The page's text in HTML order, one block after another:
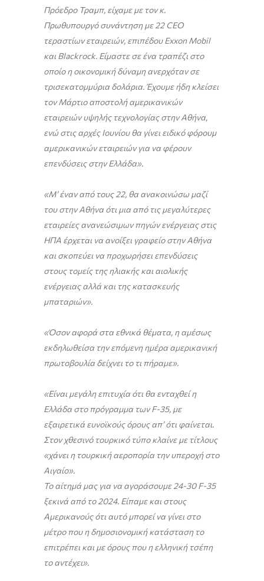
Πρόεδρο Τραμπ, είχαμε με τον κ.
Πρωθυπουργό συνάντηση με 22CEO
τεραστίων εταιρειών, επιπέδουExxon Mobil
και Blackrock. Είμαστε σε ένα τραπέζι στο
οποίο η οικονομική δύναμη ανερχόταν σε
τρισεκατομμύρια δολάρια. Έχουμε ήδη κλείσει
τον Μάρτιο αποστολή αμερικανικών
εταιρειών υψηλής τεχνολογίας στην Αθήνα,
ενώ στις αρχές Ιουνίου θα γίνει ειδικό φόρουμ
αμερικανικών εταιρειών για να φέρουν
επενδύσεις στην Ελλάδα».
«Μ’ έναν από τους 22, θα ανακοινώσω μαζί
του στην Αθήνα ότι μια από τις μεγαλύτερες
εταιρείες ανανεώσιμων πηγών ενέργειας στις
ΗΠΑ έρχεται να ανοίξει γραφείο στην Αθήνα
και σκοπεύει να προχωρήσει επενδύσεις
στους τομείς της ηλιακής και αιολικής
ενέργειας αλλά και της κατασκευής
μπαταριών».
«Όσον αφορά στα εθνικά θέματα, η αμέσως
εκδηλωθείσα την επόμενη ημέρα αμερικανική
πρωτοβουλία δείχνει το τι πήραμε».
«Είναι μεγάλη επιτυχία ότι θα ενταχθεί η
Ελλάδα στο πρόγραμμα τωνF-35, με
εξαιρετικά ευνοϊκούς όρους απ’ ότι φαίνεται.
Στον χθεσινό τουρκικό τύπο κλαίνε με τίτλους
«χάνει η τουρκική αεροπορία την υπεροχή στο
Αιγαίο».
Το αίτημά μας για να αγοράσουμε 24-30F-35
ξεκινά από το 2024. Είπαμε και στους
Αμερικανούς ότι αυτό μπορεί να γίνει στο
μέτρο που η δημοσιονομική κατάσταση το
επιτρέπει και με όρους που η ελληνική τσέπη
το αντέχει».